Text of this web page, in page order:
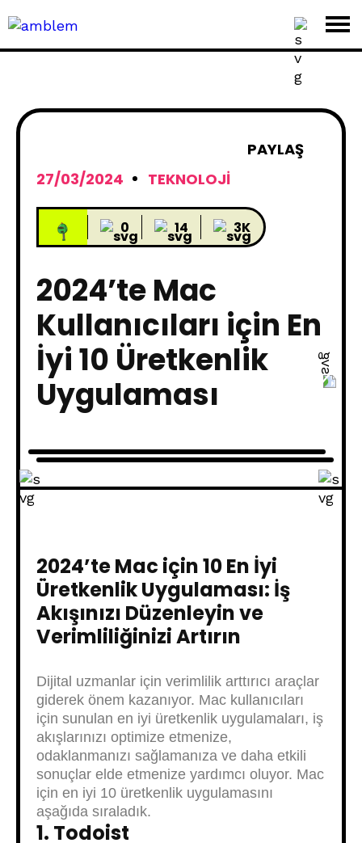
PAYLAŞ
27/03/2024
TEKNOLOJI
0 14 3K
2024’te Mac
Kullanıcıları için En
İyi 10 Üretkenlik
Uygulaması
2024’te Mac için 10 En İyi
Üretkenlik Uygulaması: İş
Akışınızı Düzenleyin ve
Verimliliğinizi Artırın
Dijital uzmanlar için verimlilik arttırıcı araçlar
giderek önem kazanıyor. Mac kullanıcıları
için sunulan en iyi üretkenlik uygulamaları, iş
akışlarınızı optimize etmenize,
odaklanmanızı sağlamanıza ve daha etkili
sonuçlar elde etmenize yardımcı oluyor. Mac
için en iyi 10 üretkenlik uygulamasını
aşağıda sıraladık.
1. Todoist